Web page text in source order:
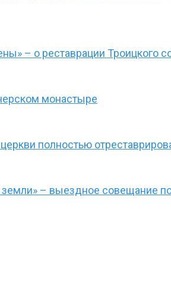
– о реставрации Троицкого
монастыре
полностью
– выездное совещание